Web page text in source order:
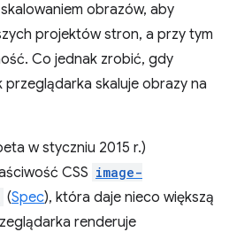
obrazów, aby
projektów stron, a przy tym
Co jednak zrobić, gdy
skaluje obrazy na
w styczniu 2015 r.)
CSS image-
(Spec), która daje nieco większą
renderuje